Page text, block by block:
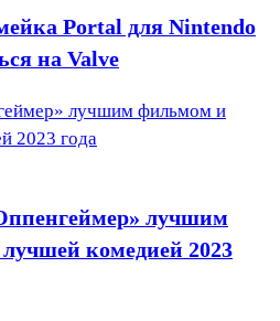
Portal для Nintendo
на Valve
лучшим фильмом и
2023 года
лучшим
комедией 2023